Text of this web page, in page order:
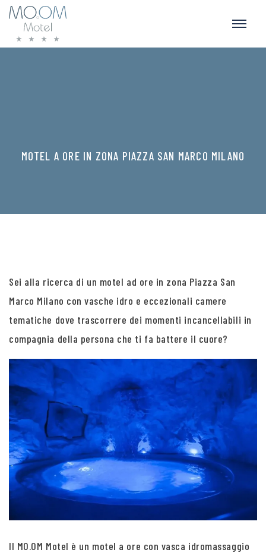
MOTEL A ORE IN ZONA PIAZZA SAN MARCO MILANO
Sei alla ricerca di un motel ad ore in zona Piazza San
Marco Milano con vasche idro e eccezionali camere
tematiche dove trascorrere dei momenti incancellabili in
compagnia della persona che ti fa battere il cuore?
Il MO.OM Motel è un motel a ore con vasca idromassaggio